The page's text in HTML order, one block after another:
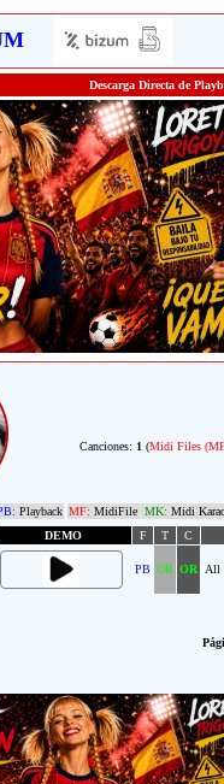
Descarga Directa de
Canciones: 1 (Midi Files
Playback MF: MidiFile MK: Midi
DEMO F T C
PB OR OR All